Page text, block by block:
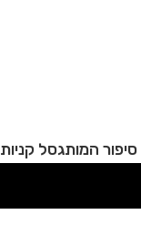
המותגסל קניות